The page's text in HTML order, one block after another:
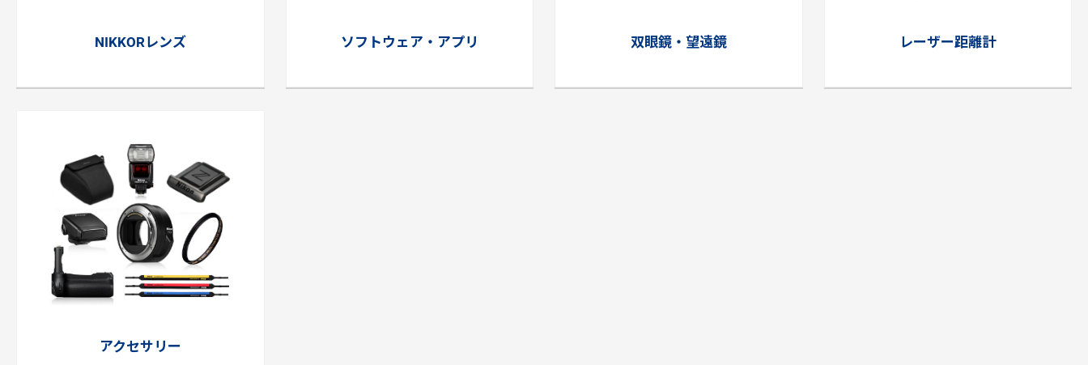
NIKKORレンズ ソフトウェア・アプリ 双眼鏡・望遠鏡 レーザー距離計
アクセサリー